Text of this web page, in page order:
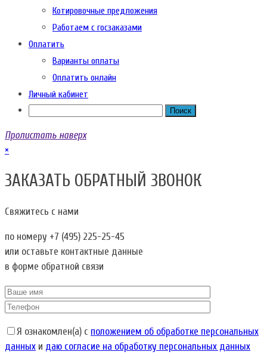
Котировочные предложения
Работаем с госзаказами
Оплатить
Варианты оплаты
Оплатить онлайн
Личный кабинет
Пролистать наверх
×
ЗАКАЗАТЬ ОБРАТНЫЙ ЗВОНОК
Свяжитесь с нами
по номеру +7 (495) 225-25-45
или оставьте контактные данные
в форме обратной связи
Я ознакомлен(а) с положением об обработке персональных
данных и даю согласие на обработку персональных данных